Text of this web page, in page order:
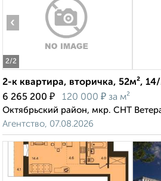
2/2
‹
2-к квартира, вторичка, 52м²,
6 265 200 ₽ 120 000 ₽ за м²
Октябрьский район, мкр. СНТ
Агентство, 07.08.2026